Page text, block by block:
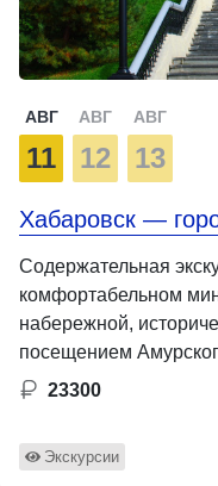
АВГ
11
АВГ
12
АВГ
13
Хабаровск —
Содержательная
комфортабельном
набережной,
посещением
23300
Экскурсии